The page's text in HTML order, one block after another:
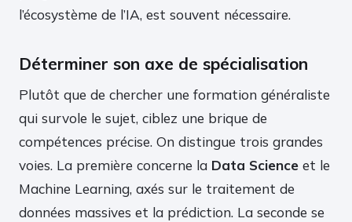
l’écosystème de l’IA, est souvent nécessaire.
Déterminer son axe de spécialisation
Plutôt que de chercher une formation généraliste
qui survole le sujet, ciblez une brique de
compétences précise. On distingue trois grandes
voies. La première concerne la Data Science et le
Machine Learning, axés sur le traitement de
données massives et la prédiction. La seconde se